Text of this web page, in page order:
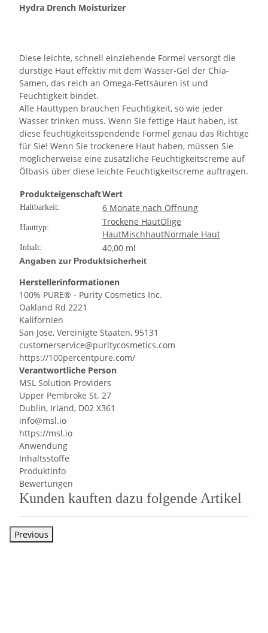
Hydra Drench Moisturizer
Diese leichte, schnell einziehende Formel versorgt die
durstige Haut effektiv mit dem Wasser-Gel der Chia-
Samen, das reich an Omega-Fettsäuren ist und
Feuchtigkeit bindet.
Alle Hauttypen brauchen Feuchtigkeit, so wie jeder
Wasser trinken muss. Wenn Sie fettige Haut haben, ist
diese feuchtigkeitsspendende Formel genau das Richtige
für Sie! Wenn Sie trockenere Haut haben, müssen Sie
möglicherweise eine zusätzliche Feuchtigkeitscreme auf
Ölbasis über diese leichte Feuchtigkeitscreme auftragen.
ProdukteigenschaftWert
Haltbarkeit: 6 Monate nach Öffnung
Hauttyp:
Trockene HautÖlige
HautMischhautNormale Haut
Inhalt: 40,00 ml
Angaben zur Produktsicherheit
Herstellerinformationen
100% PURE® - Purity Cosmetics Inc.
Oakland Rd 2221
Kalifornien
San Jose, Vereinigte Staaten, 95131
customerservice@puritycosmetics.com
https://100percentpure.com/
Verantwortliche Person
MSL Solution Providers
Upper Pembroke St. 27
Dublin, Irland, D02 X361
info@msl.io
https://msl.io
Anwendung
Inhaltsstoffe
Produktinfo
Bewertungen
Kunden kauften dazu folgende Artikel
Previous